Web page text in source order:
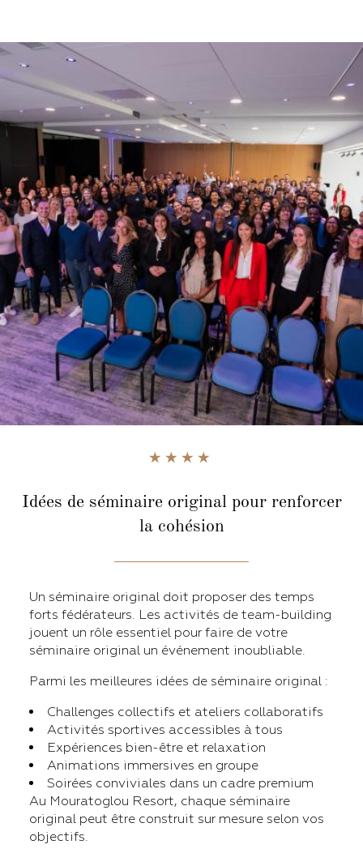
Idées de séminaire original pour renforcer
la cohésion
Un séminaire original doit proposer des temps
forts fédérateurs. Les activités de team-building
jouent un rôle essentiel pour faire de votre
séminaire original un événement inoubliable.
Parmi les meilleures idées de séminaire original :
Challenges collectifs et ateliers collaboratifs
Activités sportives accessibles à tous
Expériences bien-être et relaxation
Animations immersives en groupe
Soirées conviviales dans un cadre premium
Au Mouratoglou Resort, chaque séminaire
original peut être construit sur mesure selon vos
objectifs.